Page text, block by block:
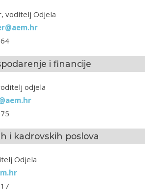
voditelj Odjela
i financije
odjela
i kadrovskih poslova
Odjela